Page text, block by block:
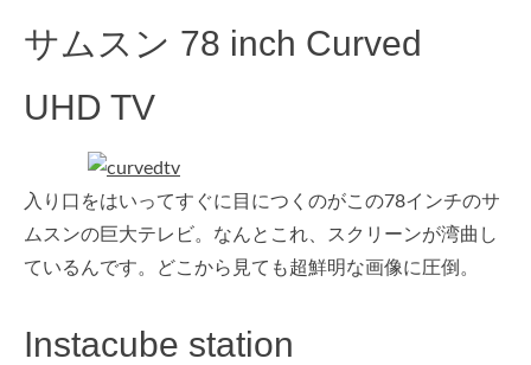
サムスン 78 inch Curved
UHD TV
入り口をはいってすぐに目につくのがこの78インチのサ
ムスンの巨大テレビ。なんとこれ、スクリーンが湾曲し
ているんです。どこから見ても超鮮明な画像に圧倒。
Instacube station